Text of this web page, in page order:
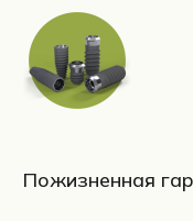
Пожизненная